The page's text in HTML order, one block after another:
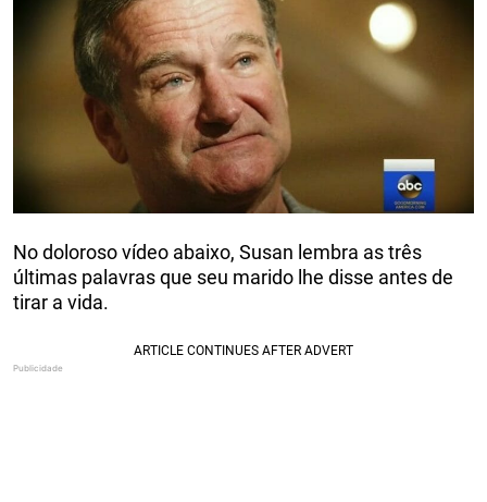
No doloroso vídeo abaixo, Susan lembra as três
últimas palavras que seu marido lhe disse antes de
tirar a vida.